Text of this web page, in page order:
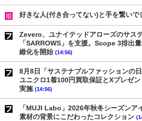
好きな人(付き合ってない)と手を繋いで
Zevero、ユナイテッドアローズのサス
「SARROWS」を支援。Scope 3排出
緻化を開始 (14:56)
8月8日「サステナブルファッションの日
ユニクロ1着100円買取保証とXプレゼ
実施 (14:56)
「MUJI Labo」2026年秋冬シーズンア
素材の背景にこだわったコレクション